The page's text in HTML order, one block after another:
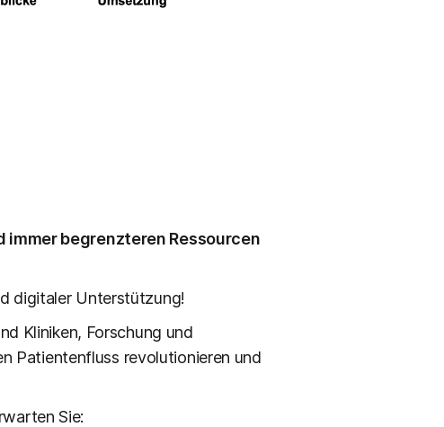
immer begrenzteren Ressourcen
digitaler Unterstützung!
Kliniken, Forschung und
Patientenfluss revolutionieren und
Sie: